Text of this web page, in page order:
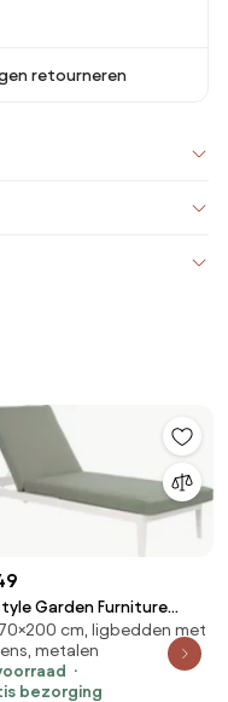
retourneren
Garden Furniture
Ligbed Met Kussen
Green Aluminium Wit
cm, ligbedden met
metalen
bezorging